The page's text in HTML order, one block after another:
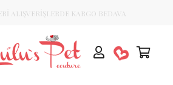
ALIŞVERİŞLERDE KARGO BEDAVA